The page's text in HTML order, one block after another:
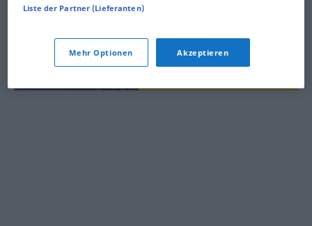
Liste der Partner (Lieferanten)
Mehr Optionen Akzeptieren